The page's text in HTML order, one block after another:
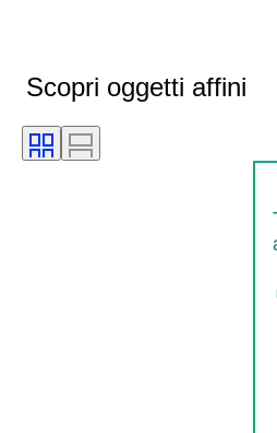
Scopri oggetti affini